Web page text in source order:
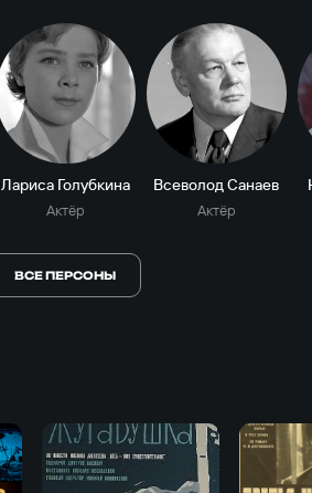
Лариса Голубкина
Актёр
Всеволод Санаев
Актёр
ВСЕ ПЕРСОНЫ